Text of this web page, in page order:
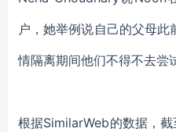
户，她举例说自己的父母
情隔离期间他们不得不去尝
根据SimilarWeb的数据，截